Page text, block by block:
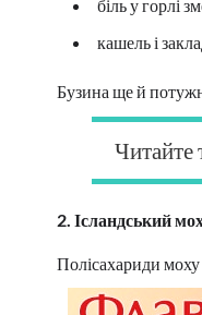
біль у горлі
кашель і
Бузина ще й
Читайте
2. Ісландський
Полісахариди моху